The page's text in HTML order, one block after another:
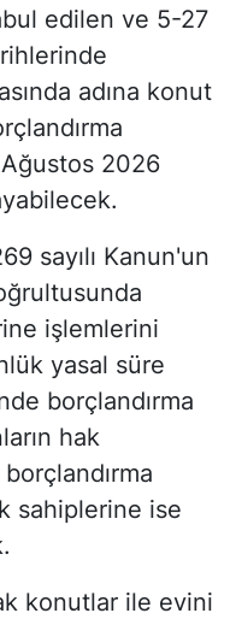
edilen ve 5-27
adına konut
2026
sayılı Kanun'un
işlemlerini
yasal süre
borçlandırma
hak
sahiplerine ise
konutlar ile evini